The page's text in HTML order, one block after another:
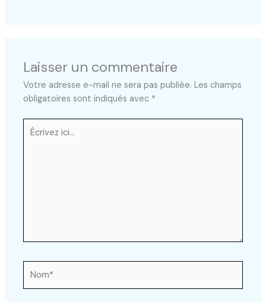
Laisser un commentaire
Votre adresse e-mail ne sera pas publiée. Les champs
obligatoires sont indiqués avec *
Écrivez
ici…